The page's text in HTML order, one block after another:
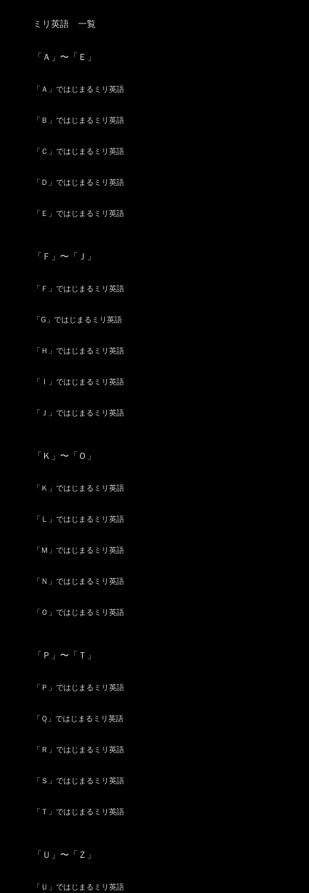
ミリ英語 一覧
「Ａ」〜「Ｅ」
「Ａ」ではじまるミリ英語
「Ｂ」ではじまるミリ英語
「Ｃ」ではじまるミリ英語
「Ｄ」ではじまるミリ英語
「Ｅ」ではじまるミリ英語
「Ｆ」〜「Ｊ」
「Ｆ」ではじまるミリ英語
「G」ではじまるミリ英語
「Ｈ」ではじまるミリ英語
「Ｉ」ではじまるミリ英語
「Ｊ」ではじまるミリ英語
「Ｋ」〜「Ｏ」
「Ｋ」ではじまるミリ英語
「Ｌ」ではじまるミリ英語
「Ｍ」ではじまるミリ英語
「Ｎ」ではじまるミリ英語
「Ｏ」ではじまるミリ英語
「Ｐ」〜「Ｔ」
「Ｐ」ではじまるミリ英語
「Ｑ」ではじまるミリ英語
「Ｒ」ではじまるミリ英語
「Ｓ」ではじまるミリ英語
「Ｔ」ではじまるミリ英語
「Ｕ」〜「Ｚ」
「Ｕ」ではじまるミリ英語